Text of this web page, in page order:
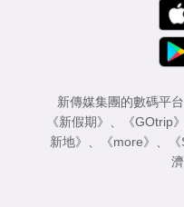
新傳媒集團的數碼平
《新假期》 、 《GOtrip》
新地》 、 《more》 、